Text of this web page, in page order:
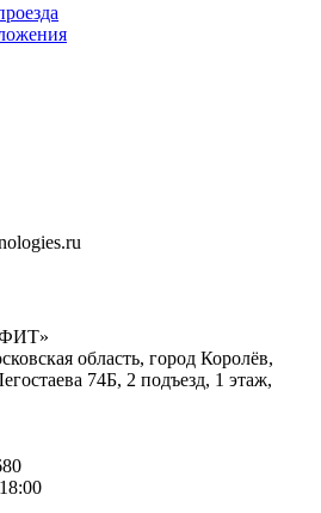
область, город Королёв,
74Б, 2 подъезд, 1 этаж,